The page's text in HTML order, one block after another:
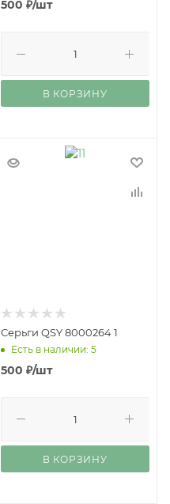
500 ₽/шт
В КОРЗИНУ
Серьги QSY 8000264 1
Есть в наличии: 5
500 ₽/шт
В КОРЗИНУ